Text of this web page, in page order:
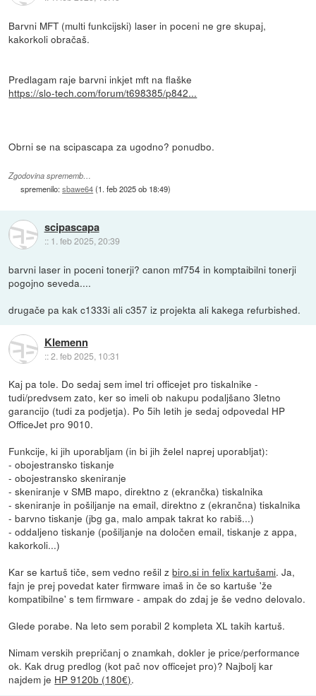
Barvni MFT (multi funkcijski) laser in poceni ne gre skupaj,
kakorkoli obračaš.
Predlagam raje barvni inkjet mft na flaške
https://slo-tech.com/forum/t698385/p842...
Obrni se na scipascapa za ugodno? ponudbo.
Zgodovina sprememb…
spremenilo:sbawe64(1. feb 2025 ob 18:49)
scipascapa
:: 1. feb 2025, 20:39
barvni laser in poceni tonerji? canon mf754 in komptaibilni tonerji
pogojno seveda....
drugače pa kak c1333i ali c357 iz projekta ali kakega refurbished.
Klemenn
::2. feb 2025, 10:31
Kaj pa tole. Do sedaj sem imel tri officejet pro tiskalnike -
tudi/predvsem zato, ker so imeli ob nakupu podaljšano 3letno
garancijo (tudi za podjetja). Po 5ih letih je sedaj odpovedal HP
OfficeJet pro 9010.
Funkcije, ki jih uporabljam (in bi jih želel naprej uporabljat):
- obojestransko tiskanje
- obojestransko skeniranje
- skeniranje v SMB mapo, direktno z (ekrančka) tiskalnika
- skeniranje in pošiljanje na email, direktno z (ekrančna) tiskalnika
- barvno tiskanje (jbg ga, malo ampak takrat ko rabiš...)
- oddaljeno tiskanje (pošiljanje na določen email, tiskanje z appa,
kakorkoli...)
Kar se kartuš tiče, sem vedno rešil zbiro.si in felix kartušami. Ja,
fajn je prej povedat kater firmware imaš in če so kartuše 'že
kompatibilne' s tem firmware - ampak do zdaj je še vedno delovalo.
Glede porabe. Na leto sem porabil 2 kompleta XL takih kartuš.
Nimam verskih prepričanj o znamkah, dokler je price/performance
ok. Kak drug predlog (kot pač nov officejet pro)? Najbolj kar
najdem je HP 9120b (180€).